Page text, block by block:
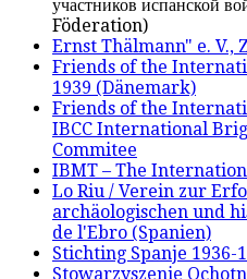
участников испанской
Föderation)
Ernst Thälmann" e. V.,
Friends of the
1939 (Dänemark)
Friends of the
IBCC International
Commitee
IBMT – The
Lo Riu / Verein zur
archäologischen und
de l'Ebro (Spanien)
Stichting Spanje 1936-
Stowarzyszenie